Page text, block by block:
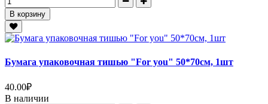
В корзину
Бумага упаковочная тишью "For you" 50*70см, 1шт
40.00₽
В наличии